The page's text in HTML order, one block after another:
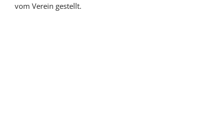
vom Verein gestellt.